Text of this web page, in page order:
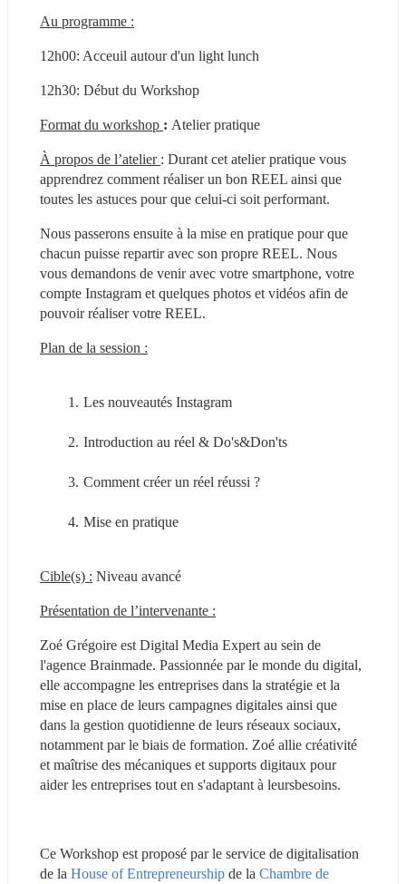
Au programme :
12h00: Acceuil autour d'un light lunch
12h30: Début du Workshop
Format du workshop : Atelier pratique
À propos de l’atelier : Durant cet atelier pratique vous
apprendrez comment réaliser un bon REEL ainsi que
toutes les astuces pour que celui-ci soit performant.
Nous passerons ensuite à la mise en pratique pour que
chacun puisse repartir avec son propre REEL. Nous
vous demandons de venir avec votre smartphone, votre
compte Instagram et quelques photos et vidéos afin de
pouvoir réaliser votre REEL.
Plan de la session :
Les nouveautés Instagram
Introduction au réel & Do's&Don'ts
Comment créer un réel réussi ?
Mise en pratique
Cible(s) : Niveau avancé
Présentation de l’intervenante :
Zoé Grégoire est Digital Media Expert au sein de
l'agence Brainmade. Passionnée par le monde du digital,
elle accompagne les entreprises dans la stratégie et la
mise en place de leurs campagnes digitales ainsi que
dans la gestion quotidienne de leurs réseaux sociaux,
notamment par le biais de formation. Zoé allie créativité
et maîtrise des mécaniques et supports digitaux pour
aider les entreprises tout en s'adaptant à leursbesoins.
Ce Workshop est proposé par le service de digitalisation
de la House of Entrepreneurship de la Chambre de